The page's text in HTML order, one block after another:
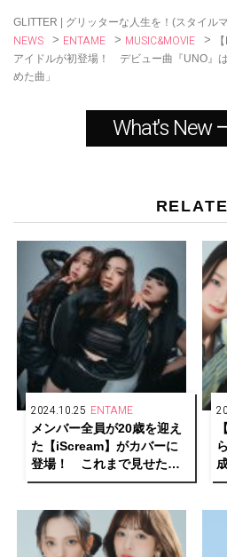
GLITTER | グリッターな人生を！(スタイル
NEWS > ENTAME > MUSIC&MOVIE >
アイドルが初登場！ デビュー曲『UNO』
めた曲」
What's New
2024.10.25 ENTAME
メンバー全員が20歳を迎え
た【iScream】がカバーに
登場！ これまで見せたこ
とのない大人な表情で魅了